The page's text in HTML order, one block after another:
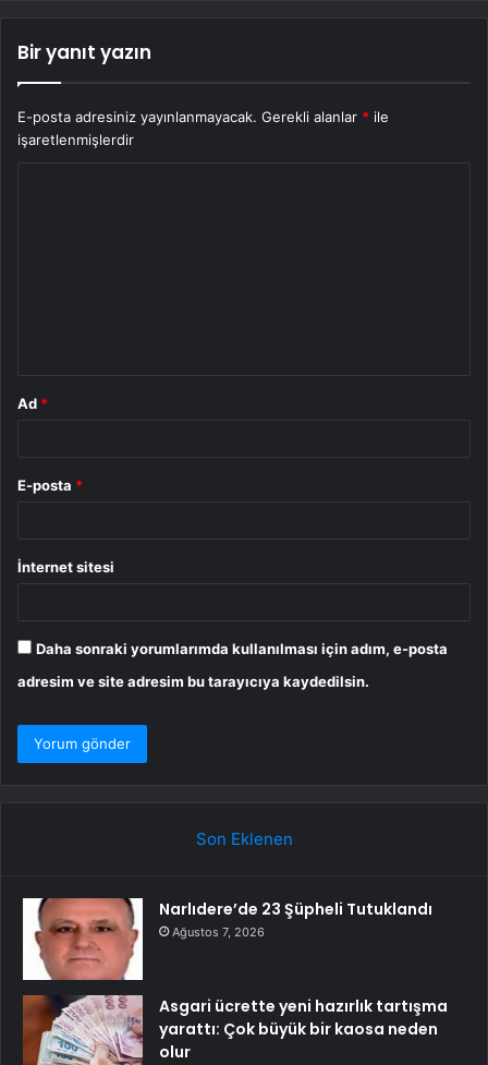
Bir yanıt yazın
E-posta adresiniz yayınlanmayacak. Gerekli alanlar * ile
işaretlenmişlerdir
Ad *
E-posta *
İnternet sitesi
Daha sonraki yorumlarımda kullanılması için adım, e-posta
adresim ve site adresim bu tarayıcıya kaydedilsin.
Son Eklenen
Narlıdere’de 23 Şüpheli Tutuklandı
Ağustos 7, 2026
Asgari ücrette yeni hazırlık tartışma
yarattı: Çok büyük bir kaosa neden
olur